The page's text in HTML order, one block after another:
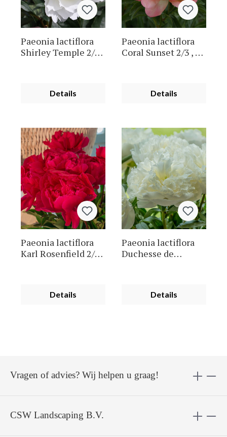
Paeonia lactiflora
Shirley Temple 2/3 ,
Details
Paeonia lactiflora
Coral Sunset 2/3 , à
Details
Paeonia lactiflora
Karl Rosenfield 2/3 ,
Details
Paeonia lactiflora
Duchesse de
Details
CSW Landscaping B.V.
Vragen of advies? Wij helpen u graag!